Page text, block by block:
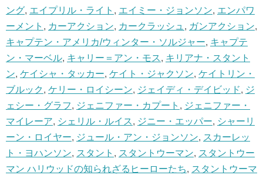
ング, エイプリル・ライト , エイミー・ジョンソン, エンパワ
ーメント , カーアクション, カークラッシュ , ガンアクション,
キャプテン・アメリカ/ウィンター・ソルジャー, キャプテ
ン・マーベル, キャリー＝アン・モス, キリアナ・スタント
ン, ケイシャ・タッカー, ケイト・ジャクソン, ケイトリン・
ブルック , ケリー・ロイシーン, ジェイディ・デイビッド, ジ
ェシー・グラフ, ジェニファー・カプート , ジェニファー・
マイレーア, シェリル・ルイス, ジニー・エッパー, シャーリ
ーン・ロイヤー, ジュール・アン・ジョンソン, スカーレッ
ト・ヨハンソン, スタント , スタントウーマン, スタントウー
マン ハリウッドの知られざるヒーローたち, スタントウーマ